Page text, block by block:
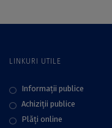
LINKURI UTILE
Informații publice
Achiziții publice
Plăţi online